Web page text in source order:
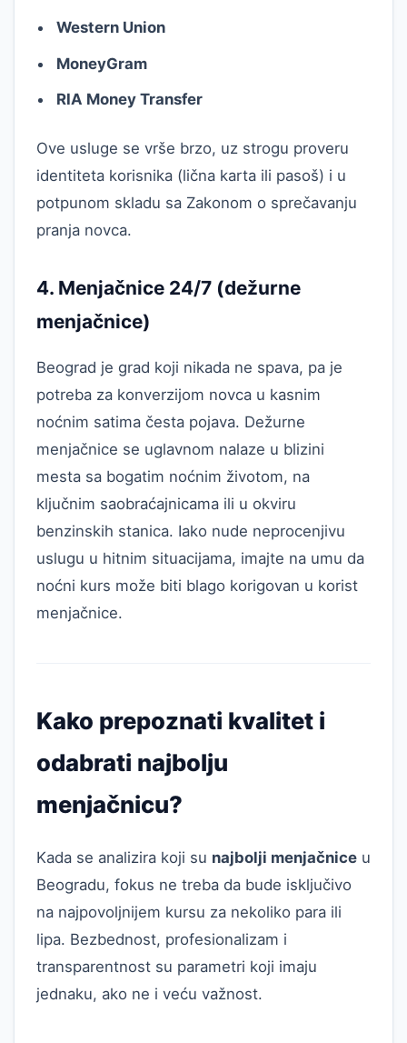
Western Union
MoneyGram
RIA Money Transfer
Ove usluge se vrše brzo, uz strogu proveru
identiteta korisnika (lična karta ili pasoš) i u
potpunom skladu sa Zakonom o sprečavanju
pranja novca.
4. Menjačnice 24/7 (dežurne
menjačnice)
Beograd je grad koji nikada ne spava, pa je
potreba za konverzijom novca u kasnim
noćnim satima česta pojava. Dežurne
menjačnice se uglavnom nalaze u blizini
mesta sa bogatim noćnim životom, na
ključnim saobraćajnicama ili u okviru
benzinskih stanica. Iako nude neprocenjivu
uslugu u hitnim situacijama, imajte na umu da
noćni kurs može biti blago korigovan u korist
menjačnice.
Kako prepoznati kvalitet i
odabrati najbolju
menjačnicu?
Kada se analizira koji su najbolji menjačnice u
Beogradu, fokus ne treba da bude isključivo
na najpovoljnijem kursu za nekoliko para ili
lipa. Bezbednost, profesionalizam i
transparentnost su parametri koji imaju
jednaku, ako ne i veću važnost.